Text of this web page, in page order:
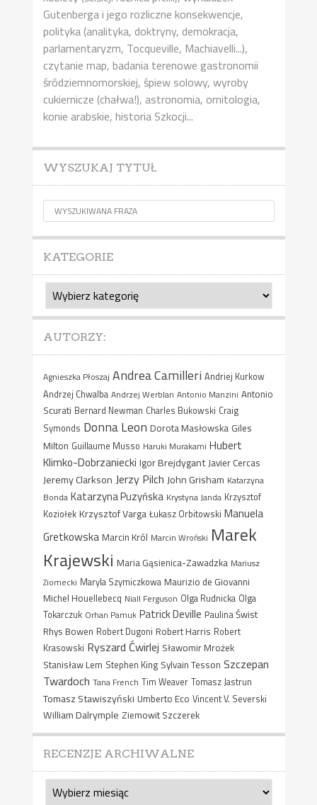
Gutenberga i jego rozliczne konsekwencje,
polityka (analityka, doktryny, demokracja,
parlamentaryzm, Tocqueville, Machiavelli...),
czytanie map, badania terenowe gastronomii
śródziemnomorskiej, śpiew solowy, wyroby
cukiernicze (chałwa!), astronomia, ornitologia,
konie arabskie, historia Szkocji...
WYSZUKAJ TYTUŁ
KATEGORIE
Kategorie
AUTORZY:
Agnieszka Płoszaj Andrea Camilleri Andriej Kurkow
Andrzej Chwalba Andrzej Werblan Antonio Manzini Antonio
Scurati Bernard Newman Charles Bukowski Craig
Symonds Donna Leon Dorota Masłowska Giles
Milton Guillaume Musso Haruki Murakami Hubert
Klimko-Dobrzaniecki Igor Brejdygant Javier Cercas
Jeremy Clarkson Jerzy Pilch John Grisham Katarzyna
Bonda Katarzyna Puzyńska Krystyna Janda Krzysztof
Koziołek Krzysztof Varga Łukasz Orbitowski Manuela
Gretkowska Marcin Król Marcin Wroński Marek
Krajewski Maria Gąsienica-Zawadzka Mariusz
Ziomecki Maryla Szymiczkowa Maurizio de Giovanni
Michel Houellebecq Niall Ferguson Olga Rudnicka Olga
Tokarczuk Orhan Pamuk Patrick Deville Paulina Świst
Rhys Bowen Robert Dugoni Robert Harris Robert
Krasowski Ryszard Ćwirlej Sławomir Mrożek
Stanisław Lem Stephen King Sylvain Tesson Szczepan
Twardoch Tana French Tim Weaver Tomasz Jastrun
Tomasz Stawiszyński Umberto Eco Vincent V. Severski
William Dalrymple Ziemowit Szczerek
RECENZJE ARCHIWALNE
Recenzje
archiwalne